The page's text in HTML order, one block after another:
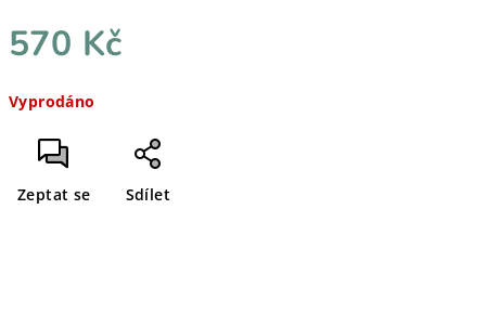
570 Kč
cena:
Vyprodáno
Zeptat se Sdílet